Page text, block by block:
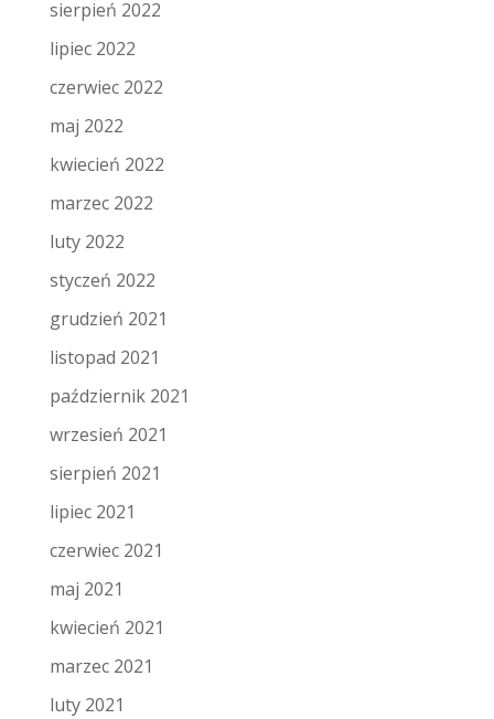
sierpień 2022
lipiec 2022
czerwiec 2022
maj 2022
kwiecień 2022
marzec 2022
luty 2022
styczeń 2022
grudzień 2021
listopad 2021
październik 2021
wrzesień 2021
sierpień 2021
lipiec 2021
czerwiec 2021
maj 2021
kwiecień 2021
marzec 2021
luty 2021